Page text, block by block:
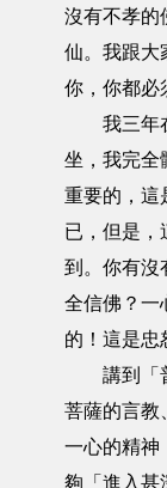
沒有不孝的
仙。我跟大
你，你都必
我三年在
坐，我完全
重要的，這
已，但是，
到。你有沒
全信佛？一
的！這是忠
講到「普
菩薩的言教
一心的精神
夠「進入